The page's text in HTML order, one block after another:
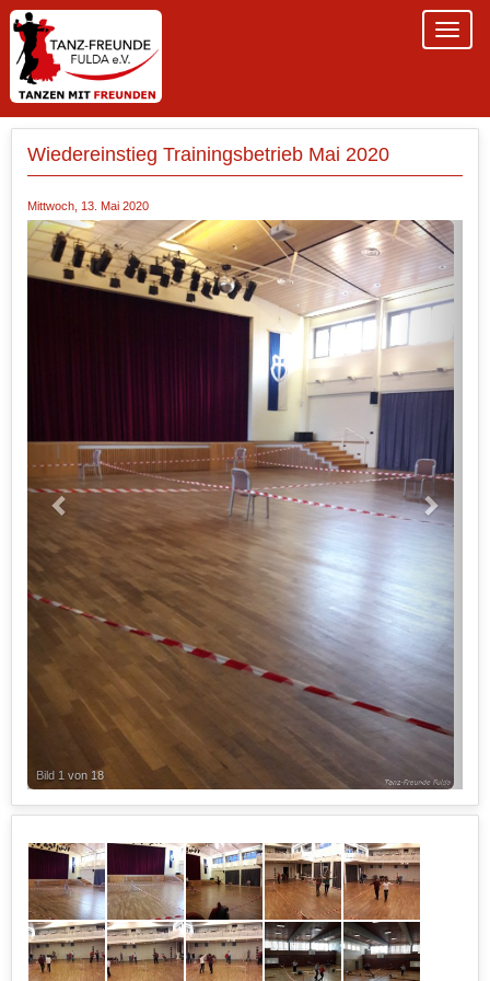
Wiedereinstieg Trainingsbetrieb Mai 2020
Mittwoch, 13. Mai 2020
Bild 1 von 18